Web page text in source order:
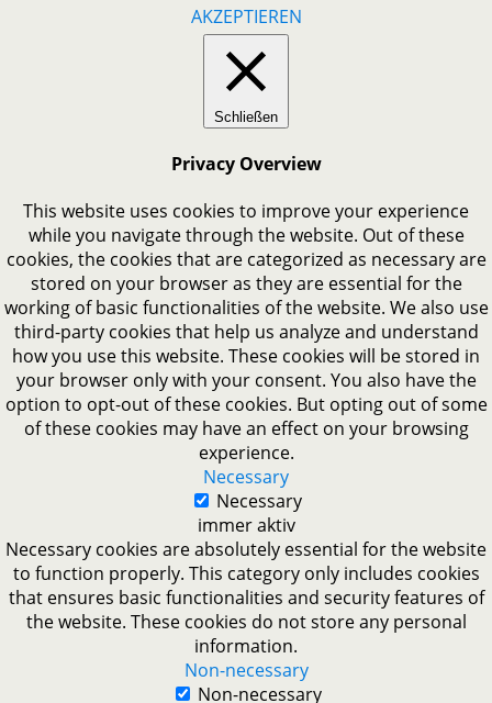
AKZEPTIEREN
Schließen
Privacy Overview
This website uses cookies to improve your experience
while you navigate through the website. Out of these
cookies, the cookies that are categorized as necessary are
stored on your browser as they are essential for the
working of basic functionalities of the website. We also use
third-party cookies that help us analyze and understand
how you use this website. These cookies will be stored in
your browser only with your consent. You also have the
option to opt-out of these cookies. But opting out of some
of these cookies may have an effect on your browsing
experience.
Necessary
Necessary
immer aktiv
Necessary cookies are absolutely essential for the website
to function properly. This category only includes cookies
that ensures basic functionalities and security features of
the website. These cookies do not store any personal
information.
Non-necessary
Non-necessary